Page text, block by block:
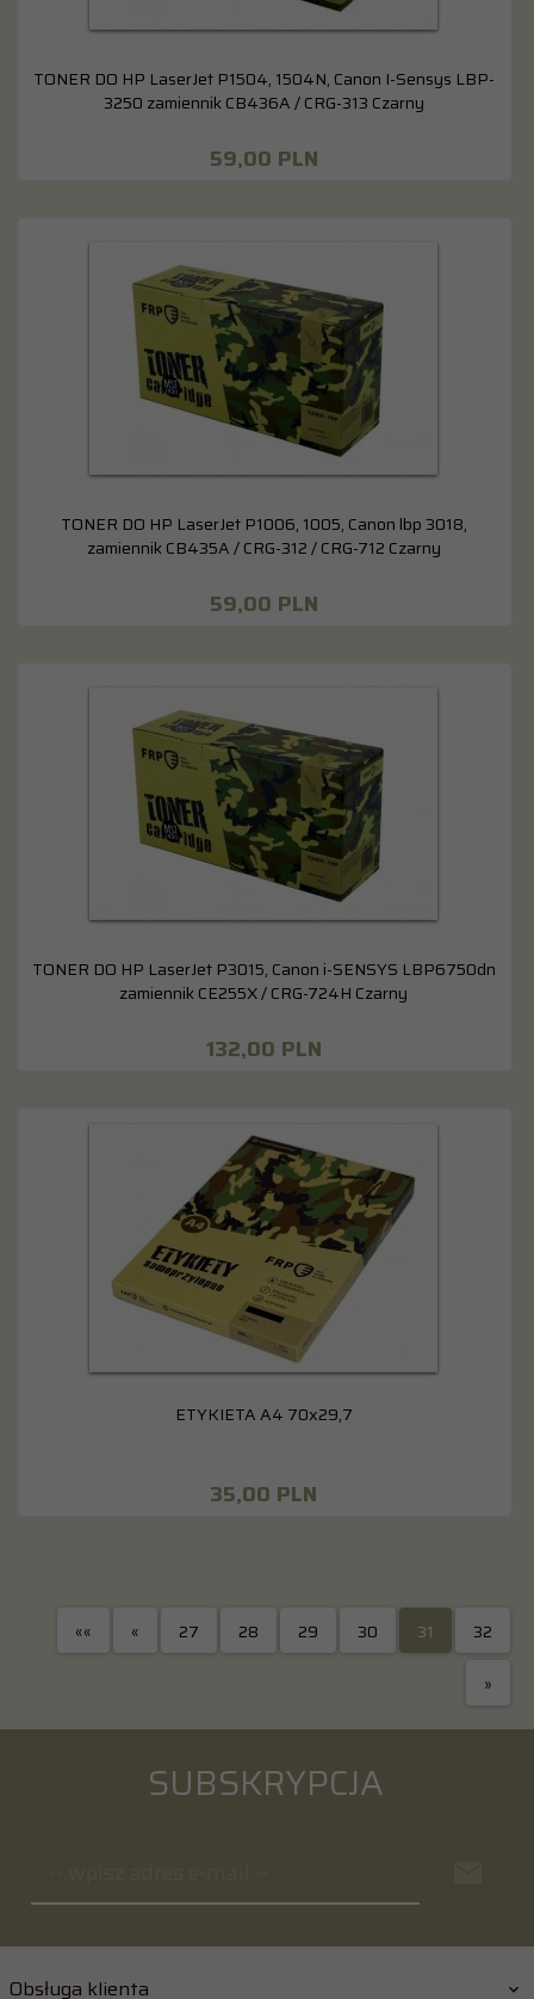
TONER DO HP LaserJet P1504, 1504N, Canon I-Sensys LBP-
3250 zamiennik CB436A / CRG-313 Czarny
59,00 PLN
TONER DO HP LaserJet P1006, 1005, Canon lbp 3018,
zamiennik CB435A / CRG-312 / CRG-712 Czarny
59,00 PLN
TONER DO HP LaserJet P3015, Canon i-SENSYS LBP6750dn
zamiennik CE255X / CRG-724H Czarny
132,00 PLN
ETYKIETA A4 70x29,7
35,00 PLN
«« « 27 28 29 30 31
32
»
SUBSKRYPCJA
Obsługa klienta